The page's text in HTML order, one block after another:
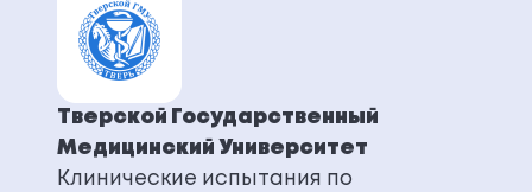
Тверской Государственный
Медицинский Университет
Клинические испытания по